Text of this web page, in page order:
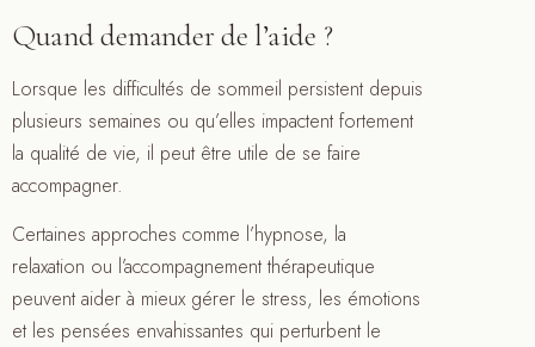
Quand demander de l’aide ?
Lorsque les difficultés de sommeil persistent depuis
plusieurs semaines ou qu’elles impactent fortement
la qualité de vie, il peut être utile de se faire
accompagner.
Certaines approches comme l’hypnose, la
relaxation ou l’accompagnement thérapeutique
peuvent aider à mieux gérer le stress, les émotions
et les pensées envahissantes qui perturbent le